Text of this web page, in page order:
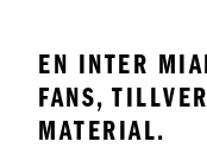
EN INTER
FANS,
MATERIAL.